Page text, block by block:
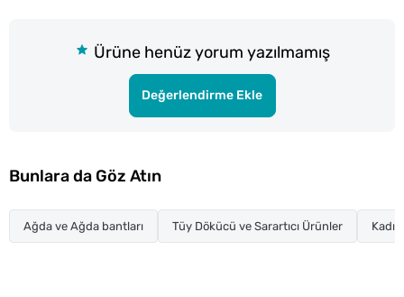
Ürüne henüz yorum yazılmamış
Değerlendirme Ekle
Bunlara da Göz Atın
Ağda ve Ağda bantları Tüy Dökücü ve Sarartıcı Ürünler